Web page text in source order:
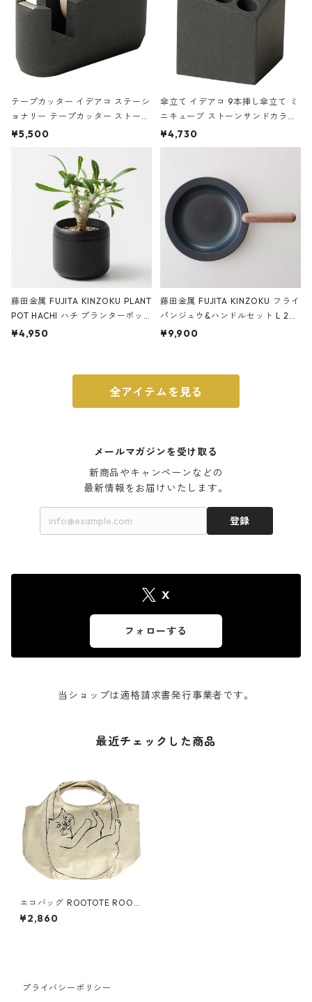
テープカッター イデアコ ステーシ
ョナリー テープカッター ストーン
サンドカラー 石調 ideaco Station
¥5,500
傘立て イデアコ 9本挿し傘立て ミ
ニキューブ ストーンサンドカラー
石調 ideaco Umbrella Stand CUB
E ストーンサンドブラック
¥4,730
藤田金属 FUJITA KINZOKU PLANT
POT HACHI ハチ プランターポッ
ト 3号 ブラック
¥4,950
藤田金属 FUJITA KINZOKU フライ
パンジュウ&ハンドルセット L 24c
m ガス火・IH対応 鉄フライパン
¥9,900
全アイテムを見る
メールマガジンを受け取る
新商品やキャンペーンなどの
最新情報をお届けいたします。
登録
X
フォローする
当ショップは適格請求書発行事業者です。
最近チェックした商品
エコバッグ ROOTOTE ROO-s
hopper mini marche-C 1191
ルートート NA.ルーショッパ
¥2,860
プライバシーポリシー